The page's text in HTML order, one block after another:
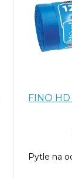
FINO
Pytle na